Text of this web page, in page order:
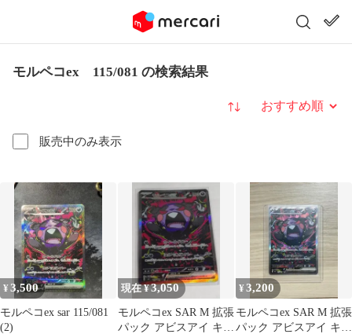
モルペコex 115/081 の検索結果
販売中のみ表示
並び替え
¥3,500
モルペコex sar 115/081
(2)
現在 ¥3,050
モルペコex SAR M 拡張
パック アビスアイ キラ
¥3,200
モルペコex SAR M 拡張
パック アビスアイ キラ